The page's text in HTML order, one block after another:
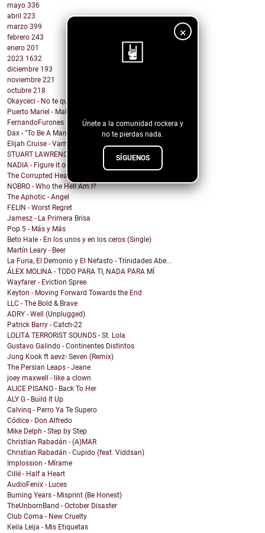
×
Únete a la comunidad rockera y
no te pierdas nada.
SÍGUENOS
mayo 336
abril 223
marzo 399
febrero 243
enero 201
2023 1632
diciembre 193
noviembre 221
octubre 218
Okayceci - No te quiero
Puerto Mariel - Maldito Antro
FernandoFurones - Me Vuelvo Salvaje
Dax - "To Be A Man" Ft. Darius Rucker
Elijah Cruise - Vampire U
STUART LAWRENCE - ONE
NADIA - Figure it out
The Corrupted Hearts - We Dug a Ditch & Laid Down
NOBRO - Who the Hell Am I?
The Aphotic - Angel
FELIN - Worst Regret
Jamesz - La Primera Brisa
Pop 5 - Más y Más
Beto Hale - En los unos y en los ceros (Single)
Martín Leary - Beer
La Furia, El Demonio y El Nefasto - Trinidades Abe...
ÁLEX MOLINA - TODO PARA TI, NADA PARA MÍ
Wayfarer - Eviction Spree
Keyton - Moving Forward Towards the End
LLC - The Bold & Brave
ADRY - Well (Unplugged)
Patrick Barry - Catch-22
LOLITA TERRORIST SOUNDS - St. Lola
Gustavo Galindo - Continentes Distintos
Jung Kook ft aevz- Seven (Remix)
The Persian Leaps - Jeane
joey maxwell - like a clown
ALICE PISANO - Back To Her
ALY G - Build It Up
Calvinq - Perro Ya Te Supero
Códice - Don Alfredo
Mike Delph - Step by Step
Christian Rabadán - (A)MAR
Christian Rabadán - Cupido (feat. Viddsan)
Implossion - Mírame
Cillë - Half a Heart
AudioFenix - Luces
Burning Years - Misprint (Be Honest)
TheUnbornBand - October Disaster
Club Coma - New Cruelty
Keila Leija - Mis Etiquetas